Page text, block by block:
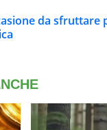
da sfruttare